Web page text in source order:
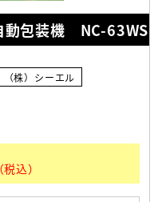
包装機 NC-63WS
（株）シーエル
（税込）